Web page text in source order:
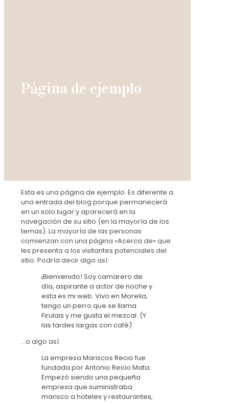
Página de ejemplo
Esta es una página de ejemplo. Es diferente a
una entrada del blog porque permanecerá
en un solo lugar y aparecerá en la
navegación de su sitio (en la mayoría de los
temas). La mayoría de las personas
comienzan con una página «Acerca de» que
les presenta a los visitantes potenciales del
sitio. Podría decir algo así:
¡Bienvenido! Soy camarero de
día, aspirante a actor de noche y
esta es mi web. Vivo en Morelia,
tengo un perro que se llama
Firulais y me gusta el mezcal. (Y
las tardes largas con café)
…o algo así:
La empresa Mariscos Recio fue
fundada por Antonio Recio Mata.
Empezó siendo una pequeña
empresa que suministraba
marisco a hoteles y restaurantes,